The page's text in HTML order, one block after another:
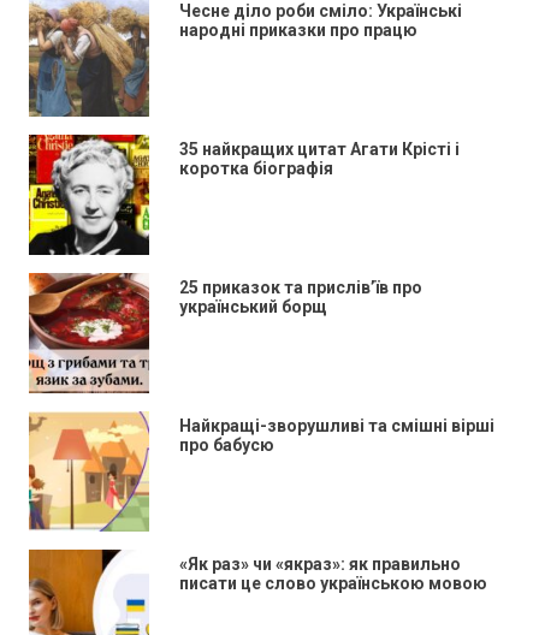
Чесне діло роби сміло: Українські
народні приказки про працю
35 найкращих цитат Агати Крісті і
коротка біографія
25 приказок та прислів’їв про
український борщ
Найкращі-зворушливі та смішні вірші
про бабусю
«Як раз» чи «якраз»: як правильно
писати це слово українською мовою